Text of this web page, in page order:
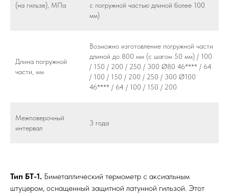
(на гильзе), МПа
с погружной частью длиной более 100
мм)
Длина погружной
части, мм
Возможно изготовление погружной части
длиной до 800 мм (с шагом 50 мм) / 100
/ 150 / 200 / 250 / 300 Ø80 46**** / 64
/ 100 / 150 / 200 / 250 / 300 Ø100
46**** / 64 / 100 / 150 / 200
Межповерочный
интервал
3 года
Тип БТ-1. Биметаллический термометр с аксиальным
штуцером, оснащенный защитной латунной гильзой. Этот